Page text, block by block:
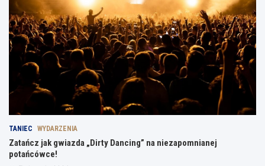
TANIEC WYDARZENIA
Zatańcz jak gwiazda „Dirty Dancing” na niezapomnianej
potańcówce!